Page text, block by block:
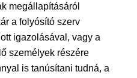
megállapításáról
a folyósító szerv
igazolásával, vagy a
személyek részére
is tanúsítani tudná, a